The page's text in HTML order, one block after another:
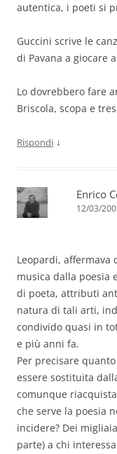
autentica, i poeti si
Guccini scrive le
di Pavana a giocare
Lo dovrebbero fare
Briscola, scopa e
Rispondi ↓
Enrico
12/03/
Leopardi, affermava
musica dalla poesia
di poeta, attributi
natura di tali arti,
condivido quasi in
e più anni fa.
Per precisare
essere sostituita
comunque
che serve la poesia
incidere? Dei
parte) a chi